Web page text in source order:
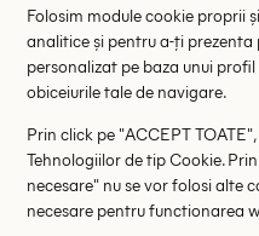
Folosim module cookie proprii
analitice și pentru a-ți
personalizat pe baza unui
obiceiurile tale de navigare.
Prin click pe "ACCEPT
Tehnologiilor de tip Cookie.
necesare" nu se vor folosi alte
necesare pentru functionarea